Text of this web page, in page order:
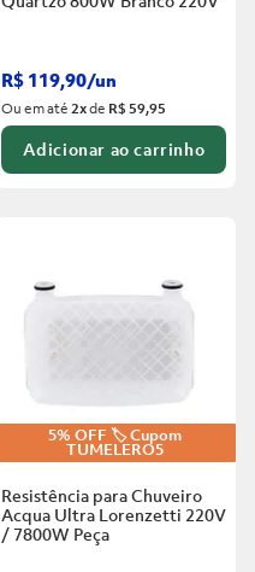
R$ 119,90/un
Ou em até2xde R$ 59,95
Adicionar ao carrinho
5% OFF 🏷️ Cupom
TUMELERO5
Resistência para Chuveiro
Acqua Ultra Lorenzetti 220V
/ 7800W Peça